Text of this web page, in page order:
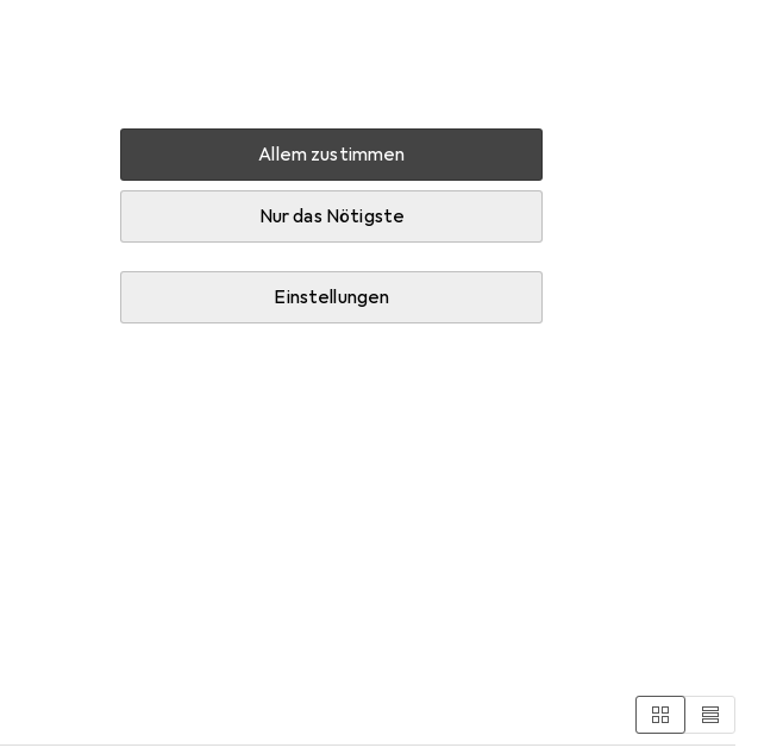
Allem zustimmen
Nur das Nötigste
Einstellungen
Bilderrahmen Deknudt S41JD1